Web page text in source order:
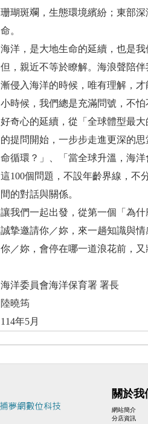
珊瑚斑斕，生態環境繽紛；東部
命。
海洋，是大地生命的延續，也是
但，親近不等於瞭解。海浪聲陪
漸侵入海洋的時候，唯有理解，
小時候，我們總是充滿問號，不
好奇心的延續，從「全球體型最
的提問開始，一步步走進更深的
命循環？」、「當全球升溫，海洋
這100個問題，不設年齡界線，不
間的對話與關係。
讓我們一起出發，從第一個「為
誠摯邀請你／妳，來一趟知識與情
你／妳，會停在哪一道浪花前，
海洋委員會海洋保育署 署長
陸曉筠
114年5月
關於我
網站簡介
分店資訊